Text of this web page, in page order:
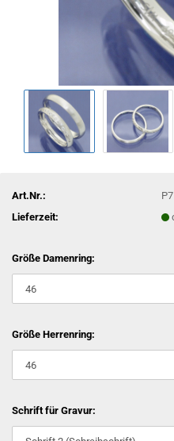
Art.Nr.:
Lieferzeit:
Größe Damenring:
Größe Herrenring:
Schrift für Gravur: